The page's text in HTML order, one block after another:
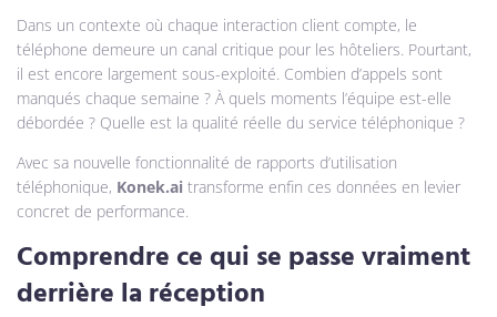
Dans un contexte où chaque interaction client compte, le
téléphone demeure un canal critique pour les hôteliers. Pourtant,
il est encore largement sous-exploité. Combien d’appels sont
manqués chaque semaine ? À quels moments l’équipe est-elle
débordée ? Quelle est la qualité réelle du service téléphonique ?
Avec sa nouvelle fonctionnalité de rapports d’utilisation
téléphonique, Konek.ai transforme enfin ces données en levier
concret de performance.
Comprendre ce qui se passe vraiment
derrière la réception